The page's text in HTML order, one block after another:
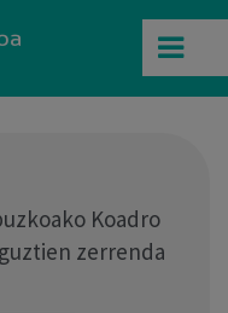
Koadro
zerrenda